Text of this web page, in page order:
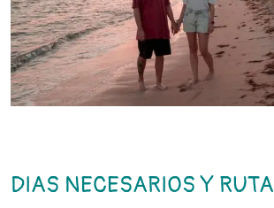
DIAS NECESARIOS Y RUTA